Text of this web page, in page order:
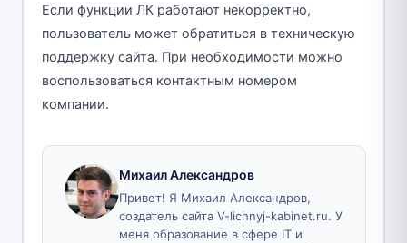
Если функции ЛК работают некорректно,
пользователь может обратиться в техническую
поддержку сайта. При необходимости можно
воспользоваться контактным номером
компании.
Михаил Александров
Привет! Я Михаил Александров,
создатель сайта V-lichnyj-kabinet.ru. У
меня образование в сфере IT и